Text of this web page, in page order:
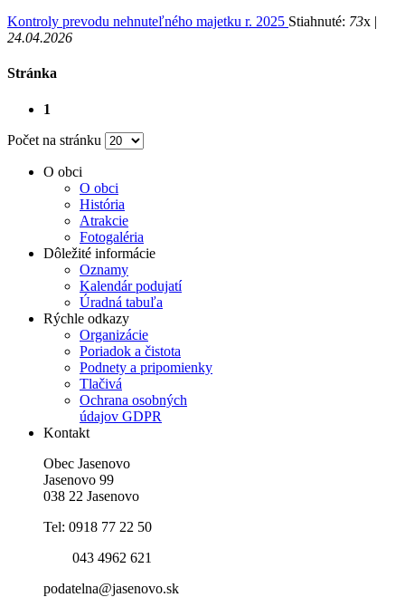
Kontroly prevodu nehnuteľného majetku r. 2025 Stiahnuté: 73x |
24.04.2026
Stránka
1
Počet na stránku
O obci
O obci
História
Atrakcie
Fotogaléria
Dôležité informácie
Oznamy
Kalendár podujatí
Úradná tabuľa
Rýchle odkazy
Organizácie
Poriadok a čistota
Podnety a pripomienky
Tlačivá
Ochrana osobných
údajov GDPR
Kontakt
Obec Jasenovo
Jasenovo 99
038 22 Jasenovo
Tel: 0918 77 22 50
043 4962 621
podatelna@jasenovo.sk